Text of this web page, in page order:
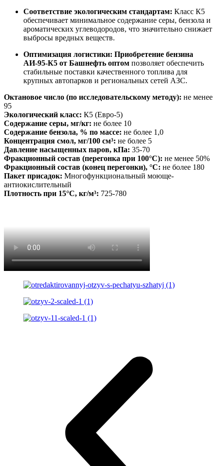
Соответствие экологическим стандартам: Класс К5
обеспечивает минимальное содержание серы, бензола и
ароматических углеводородов, что значительно снижает
выбросы вредных веществ.
Оптимизация логистики: Приобретение бензина
АИ-95-К5 от Башнефть оптом позволяет обеспечить
стабильные поставки качественного топлива для
крупных автопарков и региональных сетей АЗС.
Октановое число (по исследовательскому методу): не менее
95
Экологический класс: К5 (Евро-5)
Содержание серы, мг/кг: не более 10
Содержание бензола, % по массе: не более 1,0
Концентрация смол, мг/100 см³: не более 5
Давление насыщенных паров, кПа: 35-70
Фракционный состав (перегонка при 100°C): не менее 50%
Фракционный состав (конец перегонки), °C: не более 180
Пакет присадок: Многофункциональный моюще-
антиокислительный
Плотность при 15°C, кг/м³: 725-780